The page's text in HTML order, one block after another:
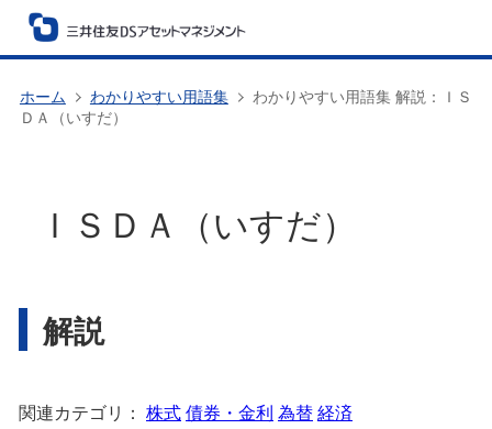
ホーム わかりやすい用語集
わかりやすい用語集 解説：ＩＳ
ＤＡ（いすだ）
ＩＳＤＡ（いすだ）
解説
関連カテゴリ： 株式債券・金利 為替経済